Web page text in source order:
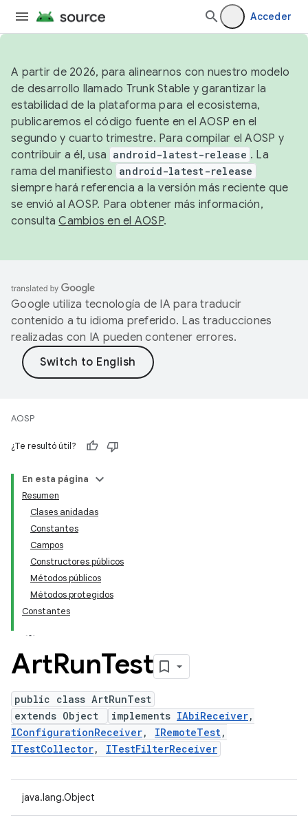
Acceder
A partir de 2026, para alinearnos con nuestro modelo
de desarrollo llamado Trunk Stable y garantizar la
estabilidad de la plataforma para el ecosistema,
publicaremos el código fuente en el AOSP en el
segundo y cuarto trimestre. Para compilar el AOSP y
contribuir a él, usa android-latest-release . La
rama del manifiesto android-latest-release
siempre hará referencia a la versión más reciente que
se envió al AOSP. Para obtener más información,
consultaCambios en el AOSP.
Google utiliza tecnología de IA para traducir
contenido a tu idioma preferido. Las traducciones
realizadas con IA pueden contener errores.
AOSP
¿Te resultó útil?
En esta página
Resumen
Clases anidadas
Constantes
Campos
Constructores públicos
Métodos públicos
Métodos protegidos
Constantes
ArtRunTest
public class ArtRunTest
extends Object
implements IAbiReceiver,
IConfigurationReceiver, IRemoteTest,
ITestCollector, ITestFilterReceiver
java.lang.Object